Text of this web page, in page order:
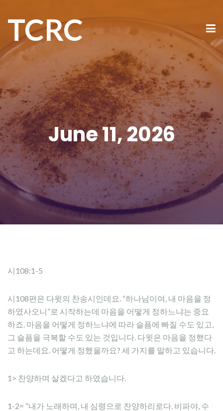
TCRC
June 11, 2026
시108:1-5
시108편은 다윗의 찬송시인데요. “하나님이여, 내 마음을 정
하였사오니”로 시작하는데 마음을 어떻게 정하느냐는 중요
하죠. 마음을 어떻게 정하느냐에 따라 슬픔에 빠질 수도 있고,
그 슬픔을 극복할 수도 있는 것입니다. 다윗은 마음을 정했다
고 하는데요. 어떻게 정했을까요? 세 가지를 말하고 있습니다.
1> 찬양하며 살겠다고 하였습니다.
1-2= “내가 노래하며, 내 심령으로 찬양하리로다. 비파야, 수